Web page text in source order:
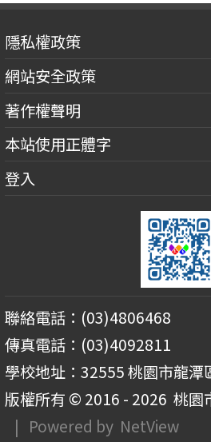
隱私權政策
網站安全政策
著作權聲明
本站使用正體字
登入
聯絡電話：(03)4806468
傳真電話：(03)4092811
學校地址：32555 桃園市龍潭
版權所有 © 2016 - 2026 桃園
| Powered by NetView